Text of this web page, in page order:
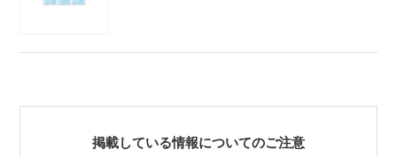
掲載している情報についてのご注意